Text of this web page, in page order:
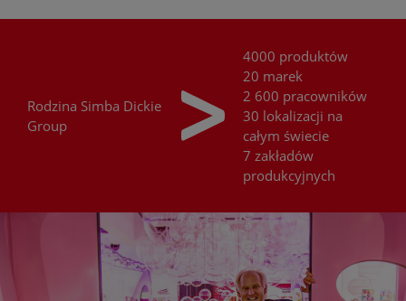
Rodzina Simba Dickie
Group
4000 produktów
20 marek
2 600 pracowników
30 lokalizacji na
całym świecie
7 zakładów
produkcyjnych